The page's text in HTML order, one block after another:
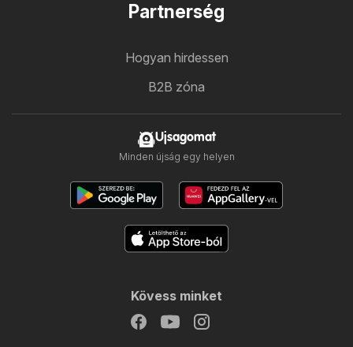
Partnerség
Hogyan hirdessen
B2B zóna
Ujsagomat
Minden újság egy helyen
Kövess minket